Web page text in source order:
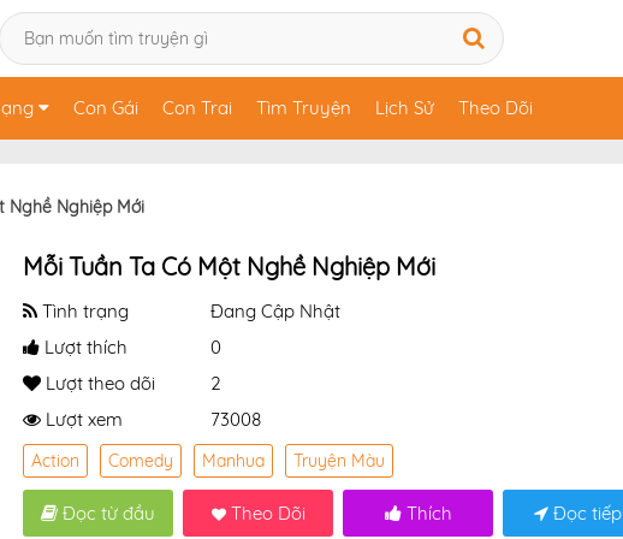
Con Gái Con Trai Tìm Truyện Lịch Sử Theo Dõi
Nghề Nghiệp Mới
Mỗi Tuần Ta Có Một Nghề Nghiệp Mới
Tình trạng
Đang Cập Nhật
Lượt thích
0
Lượt theo dõi
2
Lượt xem
73008
Action Comedy Manhua Truyện Màu
Đọc từ đầu Theo Dõi Thích Đọc tiếp